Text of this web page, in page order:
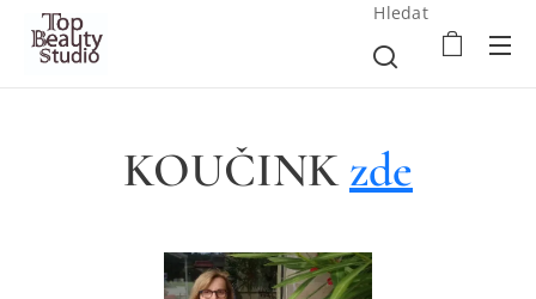
Hledat
KOUČINKzde